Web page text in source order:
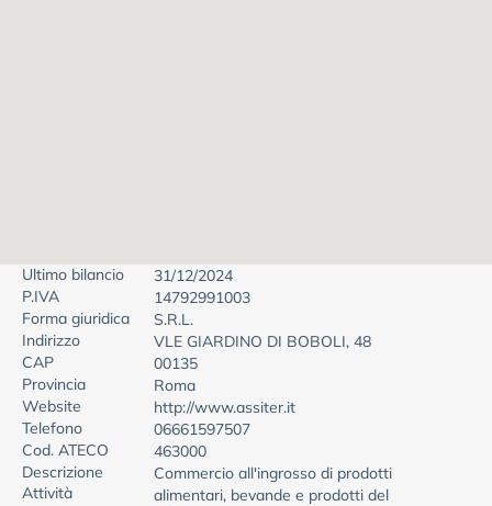
Ultimo bilancio
31/12/2024
P.IVA
14792991003
Forma giuridica
S.R.L.
Indirizzo
VLE GIARDINO DI BOBOLI, 48
CAP
00135
Provincia
Roma
Website
http://www.assiter.it
Telefono
06661597507
Cod. ATECO
463000
Descrizione
Attività
Commercio all'ingrosso di prodotti
alimentari, bevande e prodotti del